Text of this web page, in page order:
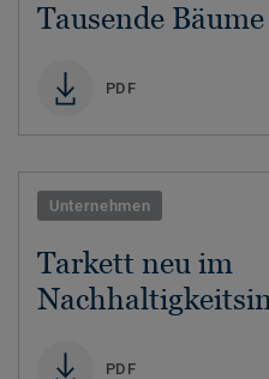
Tausende
PDF
Unternehmen
Tarkett neu im
PDF